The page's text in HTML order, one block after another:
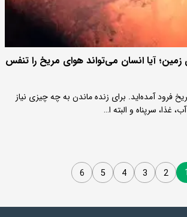
زمین؛ آیا انسان می‌تواند هوای مریخ را تنفس
فرود آمده‌اید. برای زنده ماندن به چه چیزی نیاز
غذا، سرپناه و البته ا…
1
2
3
4
5
6